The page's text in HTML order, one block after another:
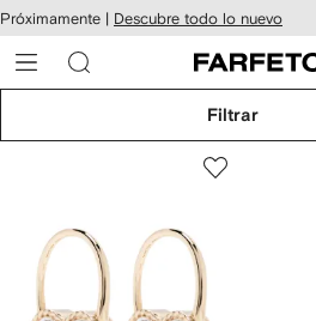
al
Próximamente | Descubre todo lo nuevo
Filtrar